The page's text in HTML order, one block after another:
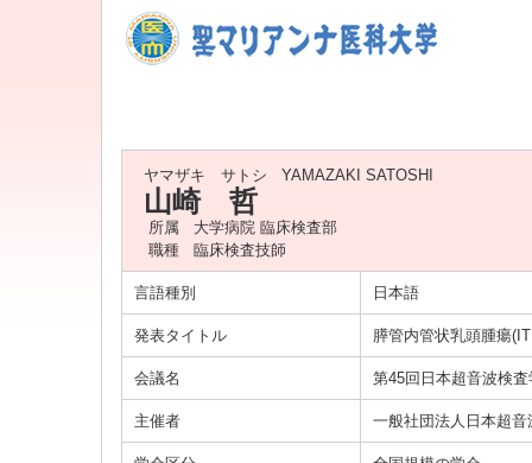
ヤマザキ サトシ YAMAZAKI SATOSHI
山崎 哲
所属
大学病院 臨床検査部
職種
臨床検査技師
言語種別 日本語
発表タイトル 膵管内管状乳頭腫瘍
会議名 第45回日本超音波検
主催者 一般社団法人日本超音